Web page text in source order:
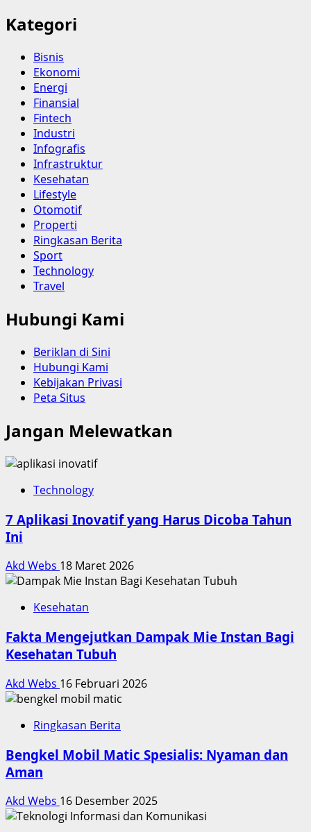
Kategori
Bisnis
Ekonomi
Energi
Finansial
Fintech
Industri
Infografis
Infrastruktur
Kesehatan
Lifestyle
Otomotif
Properti
Ringkasan Berita
Sport
Technology
Travel
Hubungi Kami
Beriklan di Sini
Hubungi Kami
Kebijakan Privasi
Peta Situs
Jangan Melewatkan
Technology
7 Aplikasi Inovatif yang Harus Dicoba Tahun
Ini
Akd Webs 18 Maret 2026
Kesehatan
Fakta Mengejutkan Dampak Mie Instan Bagi
Kesehatan Tubuh
Akd Webs 16 Februari 2026
Ringkasan Berita
Bengkel Mobil Matic Spesialis: Nyaman dan
Aman
Akd Webs 16 Desember 2025